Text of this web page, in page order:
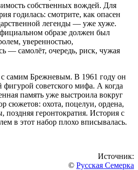
собственных вождей. Для
годилась: смотрите, как опасен
легенды — уже хуже.
образе должен был
уверенностью,
— самолёт, очередь, риск, чужая
с самим Брежневым. В 1961 году он
советского мифа. А когда
память уже выстроила вокруг
сюжетов: охота, поцелуи, ордена,
поздняя геронтократия. История с
в этот набор плохо вписывалась.
Источник:
© Русская Семерка